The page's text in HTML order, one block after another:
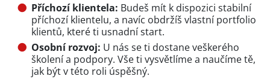
Příchozí klientela: Budeš mít k dispozici stabilní
příchozí klientelu, a navíc obdržíš vlastní portfolio
klientů, které ti usnadní start.
Osobní rozvoj: U nás se ti dostane veškerého
školení a podpory. Vše ti vysvětlíme a naučíme tě,
jak být v této roli úspěšný.